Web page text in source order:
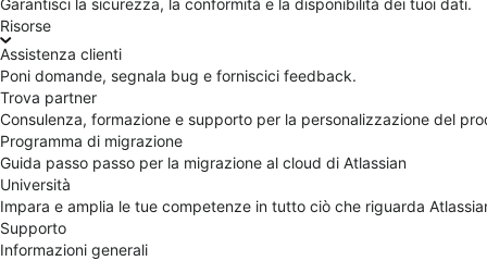
Garantisci la sicurezza, la conformità e la disponibilità dei tuoi dati.
Risorse
Assistenza clienti
Poni domande, segnala bug e forniscici feedback.
Trova partner
Consulenza, formazione e supporto per la personalizzazione del
Programma di migrazione
Guida passo passo per la migrazione al cloud di Atlassian
Università
Impara e amplia le tue competenze in tutto ciò che riguarda
Supporto
Informazioni generali